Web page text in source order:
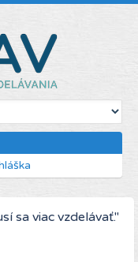
sa viac vzdelávať."